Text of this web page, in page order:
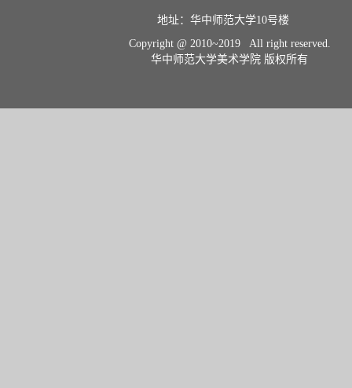
地址：华中师范大学10号楼
Copyright @ 2010~2019 All right reserved.
华中师范大学美术学院 版权所有